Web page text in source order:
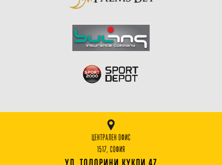
ЦЕНТРАЛЕН ОФИС
1517, СОФИЯ